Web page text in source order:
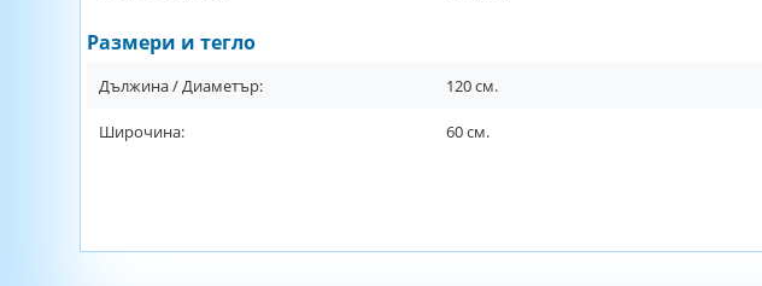
Размери и тегло
Дължина / Диаметър: 120см.
Широчина: 60см.